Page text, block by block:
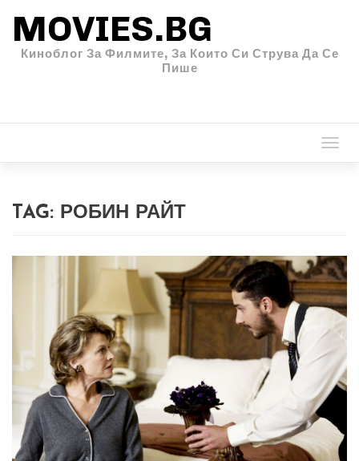
MOVIES.BG
Киноблог За Филмите, За Които Си Струва Да Се
Пише
TAG: РОБИН РАЙТ